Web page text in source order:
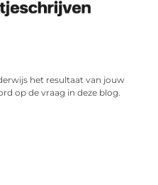
het resultaat van jouw
op de vraag in deze blog.